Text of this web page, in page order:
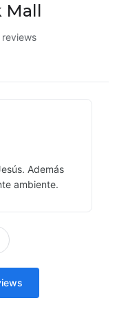
Mall
Además
ambiente.